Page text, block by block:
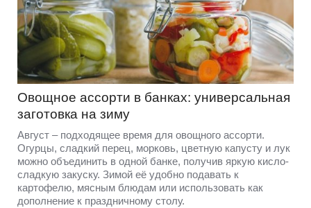
Овощное ассорти в банках: универсальная
заготовка на зиму
Август – подходящее время для овощного ассорти.
Огурцы, сладкий перец, морковь, цветную капусту и лук
можно объединить в одной банке, получив яркую кисло-
сладкую закуску. Зимой её удобно подавать к
картофелю, мясным блюдам или использовать как
дополнение к праздничному столу.